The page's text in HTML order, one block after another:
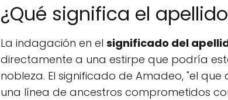
¿Qué significa el
La indagación en el significado del
directamente a una estirpe que podría
nobleza. El significado de Amadeo, "el
una línea de ancestros comprometidos